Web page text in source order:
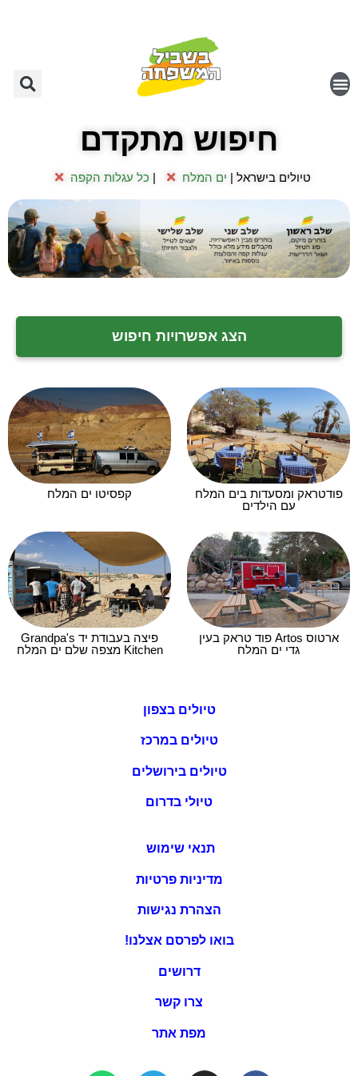
חיפוש מתקדם
טיולים בישראל | ים המלח כל עגלות הקפה
הצג אפשרויות חיפוש
פודטראק ומסעדות בים המלח
עם הילדים
קפסיטו ים המלח
ארטוס Artos פוד טראק בעין
גדי ים המלח
פיצה בעבודת יד Grandpa's
Kitchen מצפה שלם ים המלח
טיולים בצפון
טיולים במרכז
טיולים בירושלים
טיולי בדרום
תנאי שימוש
מדיניות פרטיות
הצהרת נגישות
בואו לפרסם אצלנו!
דרושים
צרו קשר
מפת אתר